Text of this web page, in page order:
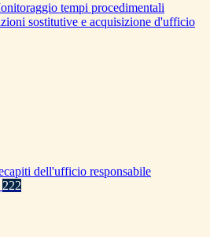
tempi procedimentali
sostitutive e acquisizione d'ufficio
dell'ufficio responsabile
222